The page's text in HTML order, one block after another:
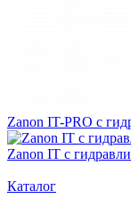
Zanon IT-PRO с
Zanon IT с
Каталог